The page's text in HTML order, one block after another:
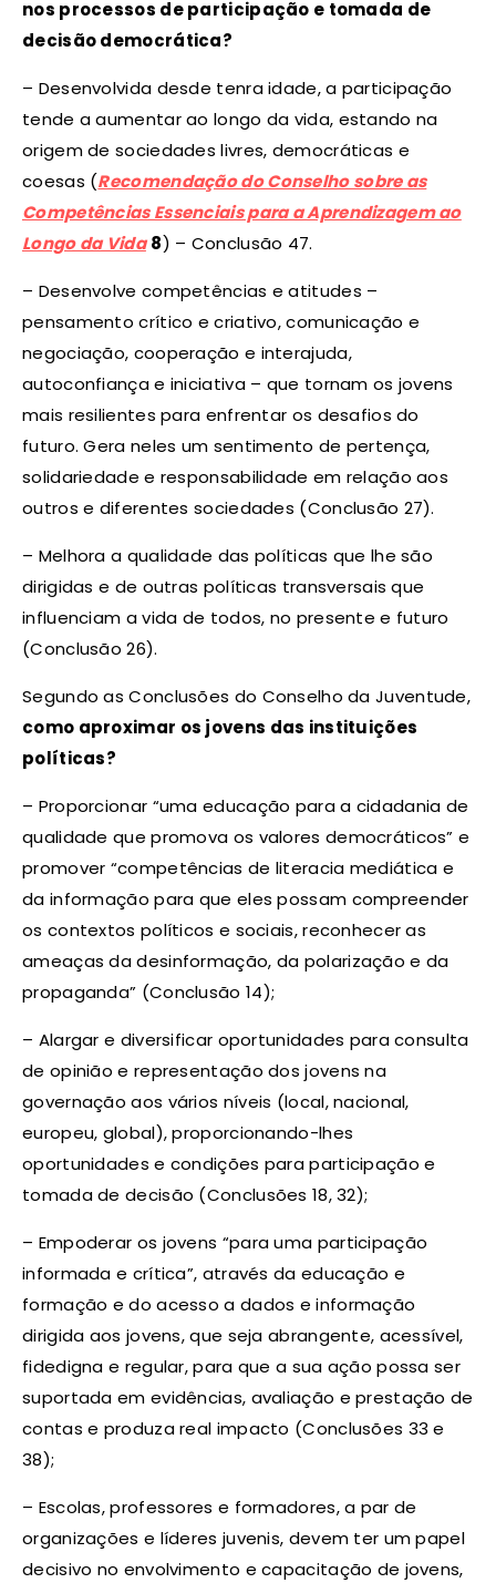
nos processos de participação e tomada de
decisão democrática?
– Desenvolvida desde tenra idade, a participação
tende a aumentar ao longo da vida, estando na
origem de sociedades livres, democráticas e
coesas (Recomendação do Conselho sobre as
Competências Essenciais para a Aprendizagem ao
Longo da Vida 8) – Conclusão 47.
– Desenvolve competências e atitudes –
pensamento crítico e criativo, comunicação e
negociação, cooperação e interajuda,
autoconfiança e iniciativa – que tornam os jovens
mais resilientes para enfrentar os desafios do
futuro. Gera neles um sentimento de pertença,
solidariedade e responsabilidade em relação aos
outros e diferentes sociedades (Conclusão 27).
– Melhora a qualidade das políticas que lhe são
dirigidas e de outras políticas transversais que
influenciam a vida de todos, no presente e futuro
(Conclusão 26).
Segundo as Conclusões do Conselho da Juventude,
como aproximar os jovens das instituições
políticas?
– Proporcionar “uma educação para a cidadania de
qualidade que promova os valores democráticos” e
promover “competências de literacia mediática e
da informação para que eles possam compreender
os contextos políticos e sociais, reconhecer as
ameaças da desinformação, da polarização e da
propaganda” (Conclusão 14);
– Alargar e diversificar oportunidades para consulta
de opinião e representação dos jovens na
governação aos vários níveis (local, nacional,
europeu, global), proporcionando-lhes
oportunidades e condições para participação e
tomada de decisão (Conclusões 18, 32);
– Empoderar os jovens “para uma participação
informada e crítica”, através da educação e
formação e do acesso a dados e informação
dirigida aos jovens, que seja abrangente, acessível,
fidedigna e regular, para que a sua ação possa ser
suportada em evidências, avaliação e prestação de
contas e produza real impacto (Conclusões 33 e
38);
– Escolas, professores e formadores, a par de
organizações e líderes juvenis, devem ter um papel
decisivo no envolvimento e capacitação de jovens,